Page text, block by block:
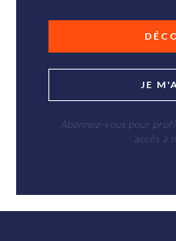
JE
Abonnez-vous pour
accès à